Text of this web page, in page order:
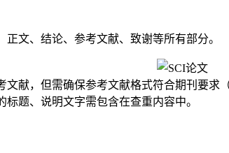
文、结论、参考文献、致谢等所有部分。
献，但需确保参考文献格式符合期刊要求
题、说明文字需包含在查重内容中。